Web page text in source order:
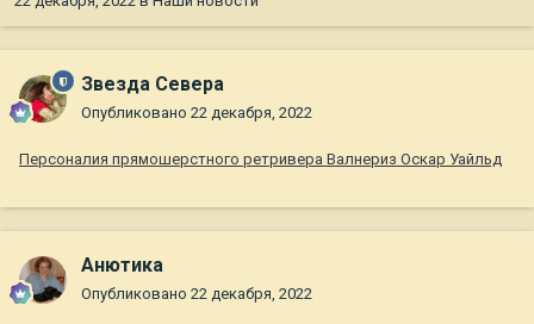
Звезда Севера
Опубликовано 22 декабря, 2022
Персоналия прямошерстного ретривера Валнериз Оскар Уайльд
Анютика
Опубликовано 22 декабря, 2022